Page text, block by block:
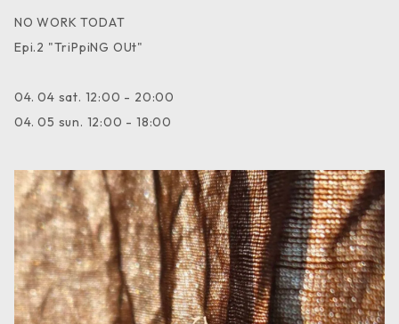
NO WORK TODAT
Epi.2 "TriPpiNG OUt"
04. 04 sat. 12:00 - 20:00
04. 05 sun. 12:00 - 18:00